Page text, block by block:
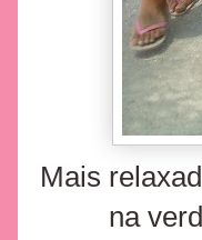
Mais
na